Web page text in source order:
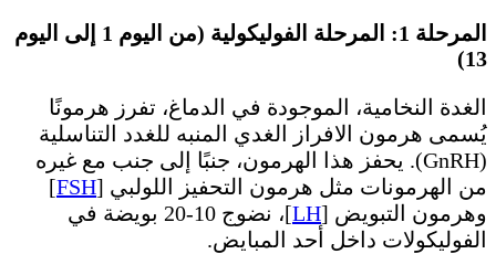
المرحلة 1: المرحلة الفوليكولية (من اليوم 1 إلى اليوم
13)
الغدة النخامية، الموجودة في الدماغ، تفرز هرمونًا
يُسمى هرمون الافراز الغدي المنبه للغدد التناسلية
(GnRH). يحفز هذا الهرمون، جنبًا إلى جنب مع غيره
من الهرمونات مثل هرمون التحفيز اللولبي [FSH
]
وهرمون التبويض [LH
]، نضوج 10-20 بويضة في
الفوليكولات داخل أحد المبايض.